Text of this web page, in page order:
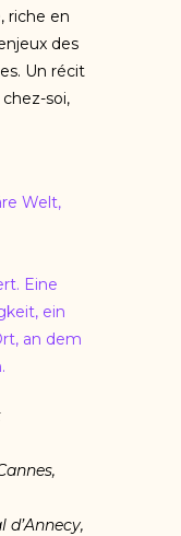
riche en
des
Un récit
soi,
Welt,
Eine
ein
an dem